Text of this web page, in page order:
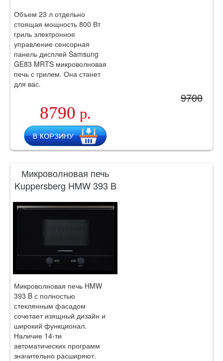
Объем 23 л отдельно
стоящая мощность 800 Вт
гриль электронное
управление сенсорная
панель дисплей Samsung
GE83 MRTS микроволновая
печь с грилем. Она станет
для вас.
9700
8790 р.
Микроволновая печь
Kuppersberg HMW 393 B
Микроволновая печь HMW
393 B с полностью
стеклянным фасадом
сочетает изящный дизайн и
широкий функционал.
Наличие 14-ти
автоматических программ
значительно расширяют.